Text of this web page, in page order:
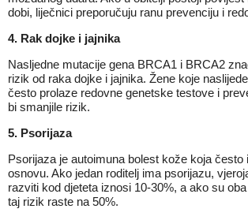
dobi, liječnici preporučuju ranu prevenciju i
4. Rak dojke i jajnika
Nasljedne mutacije gena BRCA1 i BRCA2
rizik od raka dojke i jajnika. Žene koje
često prolaze redovne genetske testove i
bi smanjile rizik.
5. Psorijaza
Psorijaza je autoimuna bolest kože koja često
osnovu. Ako jedan roditelj ima psorijazu,
razviti kod djeteta iznosi 10-30%, a ako su
taj rizik raste na 50%.